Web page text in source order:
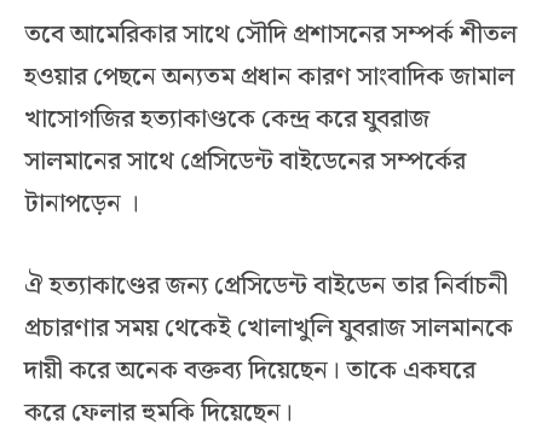
তবে আমেরিকার সাথে সৌদি প্রশাসনের সম্পর্ক শীতল
হওয়ার পেছনে অন্যতম প্রধান কারণ সাংবাদিক জামাল
খাসোগজির হত্যাকাণ্ডকে কেন্দ্র করে যুবরাজ
সালমানের সাথে প্রেসিডেন্ট বাইডেনের সম্পর্কের
টানাপড়েন ।
ঐ হত্যাকাণ্ডের জন্য প্রেসিডেন্ট বাইডেন তার নির্বাচনী
প্রচারণার সময় থেকেই খোলাখুলি যুবরাজ সালমানকে
দায়ী করে অনেক বক্তব্য দিয়েছেন। তাকে একঘরে
করে ফেলার হুমকি দিয়েছেন।